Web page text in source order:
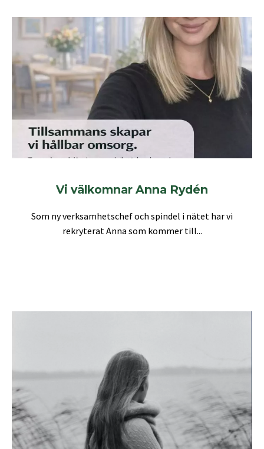
Vi välkomnar Anna Rydén
Som ny verksamhetschef och spindel i nätet har vi
rekryterat Anna som kommer till...